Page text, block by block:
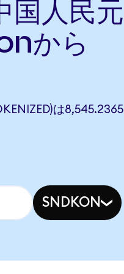
人民元
から
は8,545.2365
SNDKON